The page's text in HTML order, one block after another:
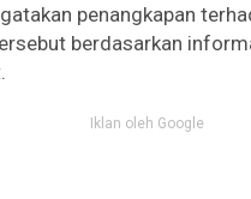
penangkapan
berdasarkan
Iklan oleh Google